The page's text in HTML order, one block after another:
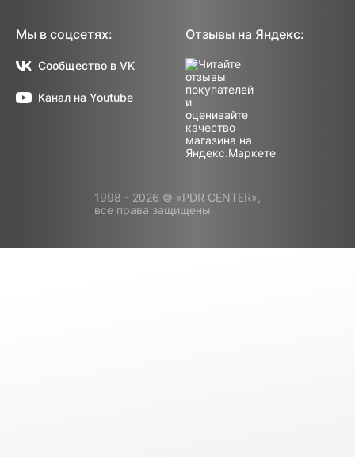
Мы в соцсетях:
Сообщество в VK
Канал на Youtube
Отзывы на Яндекс:
1998 - 2026 © «PDR CENTER»,
все права защищены